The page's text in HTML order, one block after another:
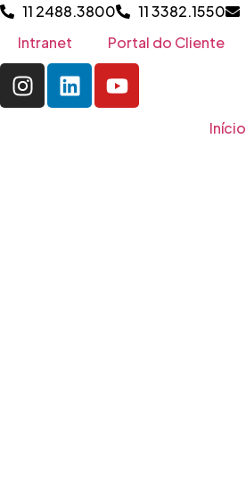
11 2488.3800 11 3382.1550
Intranet
Portal do Cliente
Início